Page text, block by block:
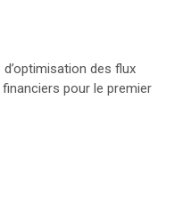
des flux
pour le premier